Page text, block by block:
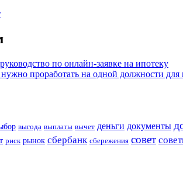
по онлайн-заявке на ипотеку
проработать на одной должности для
выгода выплаты вычет деньги документы
риск рынок сбербанк сбережения совет